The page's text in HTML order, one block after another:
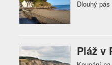
Dlouhý
Pláž v